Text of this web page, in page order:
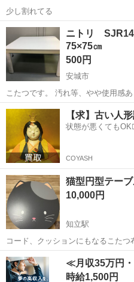
少し割れてる
愛知 名古屋市 笠寺駅
ニトリ
75×75㎝
500円
安城市
こたつです。 汚れ等、やや使用感あります。 脚を固定するネジがない
為、他のネジで代用してあります。 ヒーターユニットは線がないため
動作未確認です。
愛知 安城市 テーブル
【求】古い人
状態が悪くても
COYASH
猫型円型テー
10,000円
知立駅
コード、クッションにもなるこたつ布団つきです
る方限定でお願いします。
愛知 知立市 知立駅 テー
≪月収35万円
時給1,500円